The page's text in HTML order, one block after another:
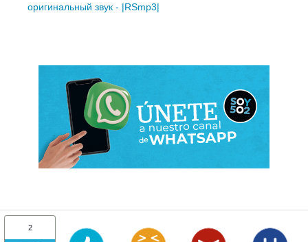
оригинальный звук - |RSmp3|
2